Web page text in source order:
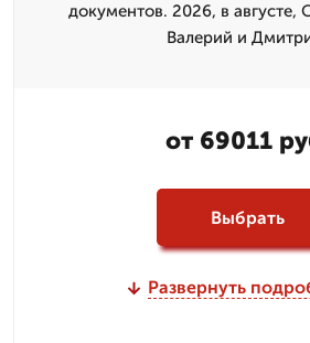
документов. 2026, в августе,
Валерий и
от 69011
Выбрать
Развернуть